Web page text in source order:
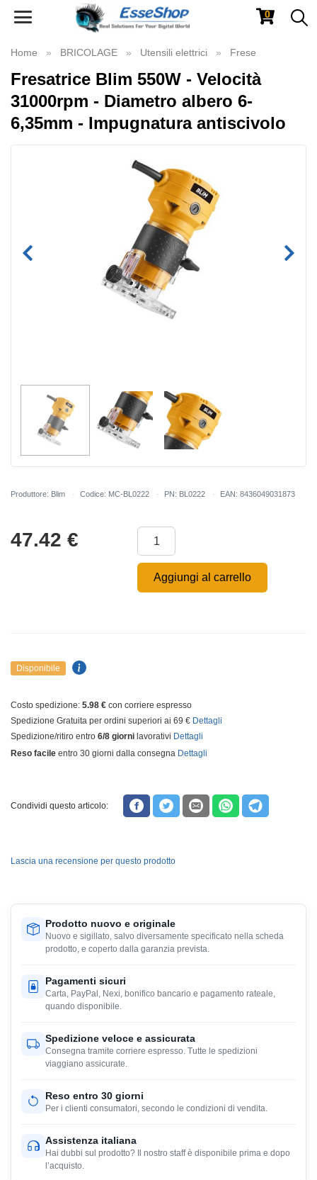
Toggle
0
Home BRICOLAGE Utensili elettrici Frese
Fresatrice Blim 550W - Velocità
31000rpm - Diametro albero 6-
6,35mm - Impugnatura antiscivolo
Produttore: Blim Codice: MC-BL0222 PN: BL0222 EAN: 8436049031873
47.42 €
Aggiungi al carrello
Disponibile
Costo spedizione: 5.98 € con corriere espresso
Spedizione Gratuita per ordini superiori ai 69 € Dettagli
Spedizione/ritiro entro 6/8 giorni lavorativi Dettagli
Reso facile entro 30 giorni dalla consegna Dettagli
Condividi questo articolo:
Lascia una recensione per questo prodotto
Prodotto nuovo e originale
Nuovo e sigillato, salvo diversamente specificato nella scheda
prodotto, e coperto dalla garanzia prevista.
Pagamenti sicuri
Carta, PayPal, Nexi, bonifico bancario e pagamento rateale,
quando disponibile.
Spedizione veloce e assicurata
Consegna tramite corriere espresso. Tutte le spedizioni
viaggiano assicurate.
Reso entro 30 giorni
Per i clienti consumatori, secondo le condizioni di vendita.
Assistenza italiana
Hai dubbi sul prodotto? Il nostro staff è disponibile prima e dopo
l’acquisto.